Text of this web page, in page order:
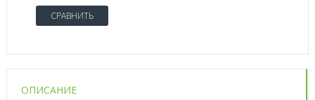
СРАВНИТЬ
ОПИСАНИЕ